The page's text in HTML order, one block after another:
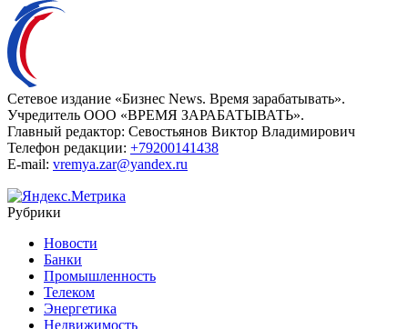
Сетевое издание «Бизнес News. Время зарабатывать».
Учредитель ООО «ВРЕМЯ ЗАРАБАТЫВАТЬ».
Главный редактор: Севостьянов Виктор Владимирович
Телефон редакции: +79200141438
E-mail: vremya.zar@yandex.ru
Рубрики
Новости
Банки
Промышленность
Телеком
Энергетика
Недвижимость